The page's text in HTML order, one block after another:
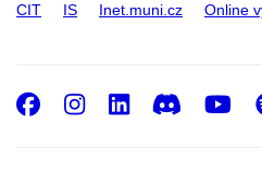
CIT IS Inet.muni.cz Online
Facebook
Instagram
LinkedIn